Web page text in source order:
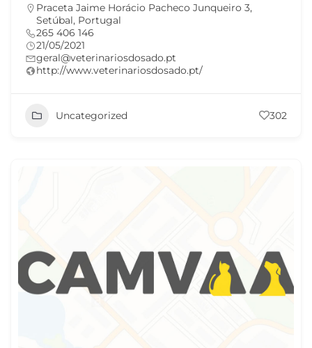
Praceta Jaime Horácio Pacheco Junqueiro 3,
Setúbal, Portugal
265 406 146
21/05/2021
geral@veterinariosdosado.pt
http://www.veterinariosdosado.pt/
Uncategorized 302